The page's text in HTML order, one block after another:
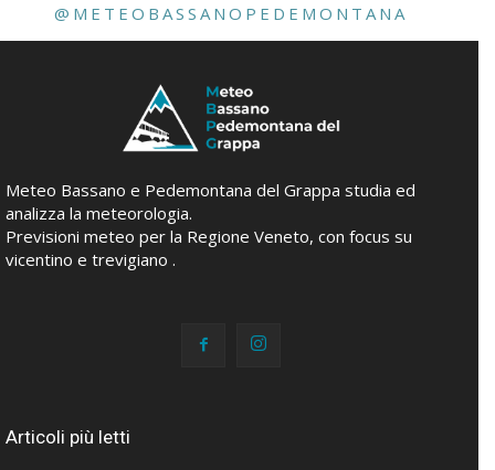
@METEOBASSANOPEDEMONTANA
Meteo Bassano e Pedemontana del Grappa studia ed
analizza la meteorologia.
Previsioni meteo per la Regione Veneto, con focus su
vicentino e trevigiano .
Articoli più letti